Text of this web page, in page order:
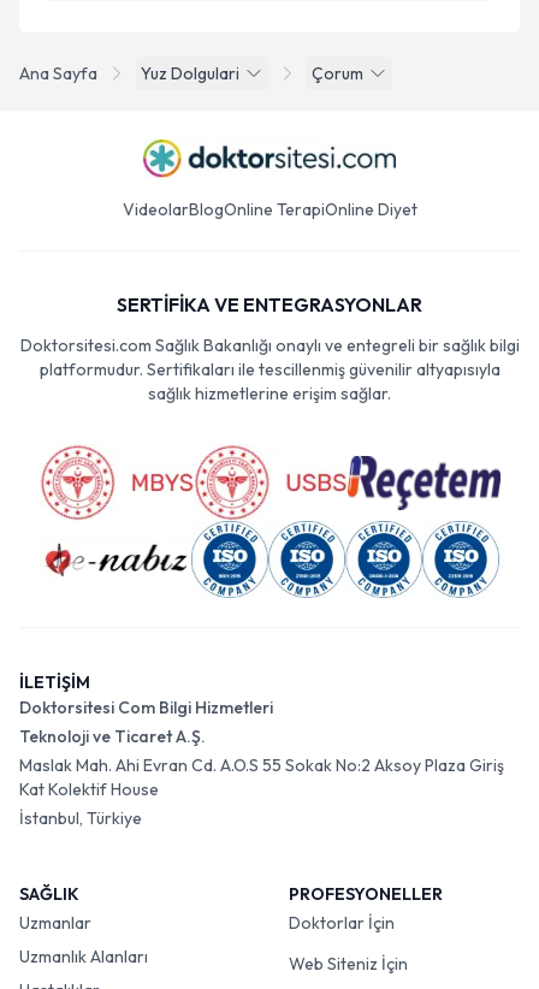
Ana Sayfa Yuz Dolgulari Çorum
VideolarBlogOnline TerapiOnline Diyet
SERTİFİKA VE ENTEGRASYONLAR
Doktorsitesi.com Sağlık Bakanlığı onaylı ve entegreli bir sağlık bilgi
platformudur. Sertifikaları ile tescillenmiş güvenilir altyapısıyla
sağlık hizmetlerine erişim sağlar.
İLETİŞİM
Doktorsitesi Com Bilgi Hizmetleri
Teknoloji ve Ticaret A.Ş.
Maslak Mah. Ahi Evran Cd. A.O.S 55 Sokak No:2 Aksoy Plaza Giriş
Kat Kolektif House
İstanbul, Türkiye
SAĞLIK
Uzmanlar
Uzmanlık Alanları
PROFESYONELLER
Doktorlar İçin
Web Siteniz İçin